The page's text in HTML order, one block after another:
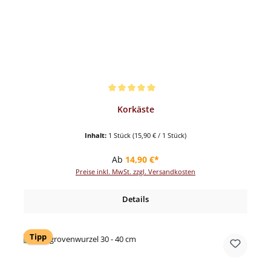
Korkäste
Inhalt: 1 Stück (15,90 € / 1 Stück)
Regulärer Preis:
Ab 14,90 €*
Preise inkl. MwSt. zzgl. Versandkosten
Details
Tipp